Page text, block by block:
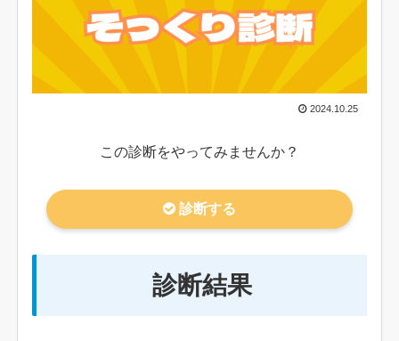
2024.10.25
この診断をやってみませんか？
診断する
診断結果